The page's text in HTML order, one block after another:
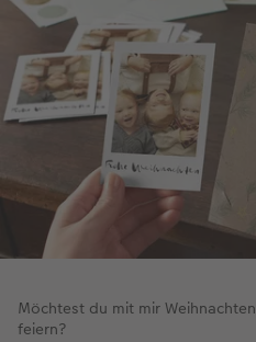
Möchtest du mit mir Weihnachten
feiern?